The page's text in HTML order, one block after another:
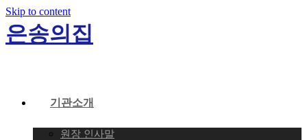
Skip to content
은송의집
기관소개
원장 인사말